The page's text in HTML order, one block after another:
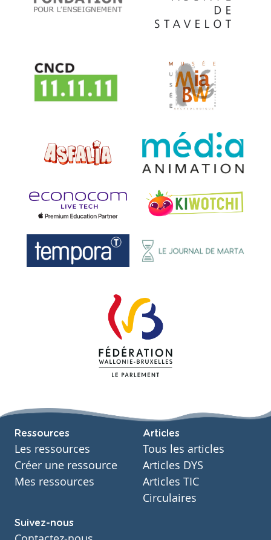
Ressources
Les ressources
Créer une ressource
Mes ressources
Articles
Tous les articles
Articles DYS
Articles TIC
Circulaires
Suivez-nous